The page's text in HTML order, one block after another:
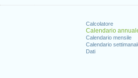
Calcolatore
Calendario
Calendario mensile
Calendario
Dati